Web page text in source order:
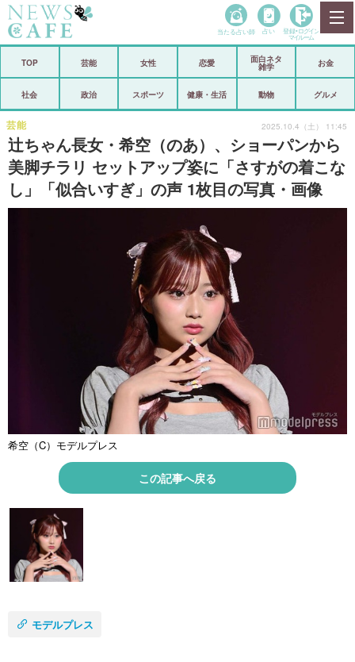
政治
芸能 スポーツ
恋愛 ビックリ
ショップ
登録・ログイン/マイルーム
当たる占い師 占い 登録• ログイン
マイルーム
TOP 芸能 女性 恋愛
面白ネタ
雑学
お金
社会 政治 スポーツ 健康・生活 動物 グルメ
辻ちゃん長女・希空（のあ）、ショーパンから
美脚チラリ セットアップ姿に「さすがの着こな
し」「似合いすぎ」の声 1枚目の写真・画像
芸能 2025.10.4（土） 11:45
希空（C）モデルプレス
この記事へ戻る
モデルプレス